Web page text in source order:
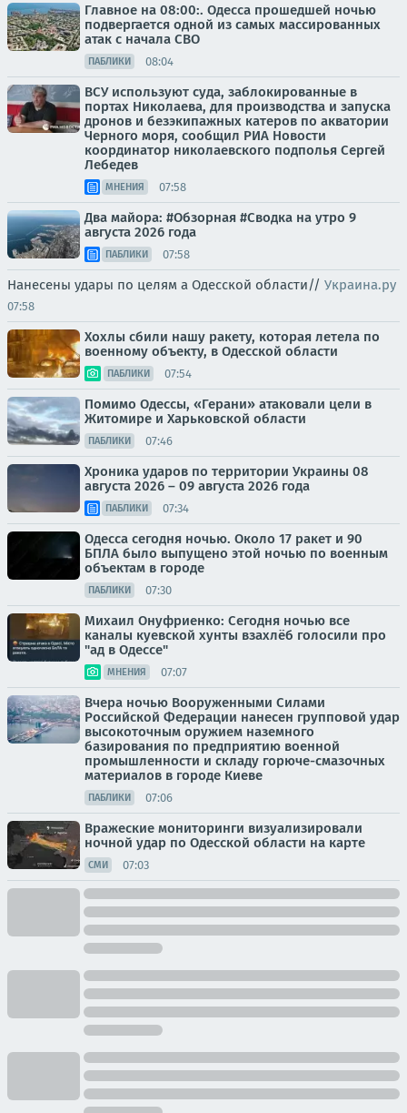
Главное на 08:00:. Одесса прошедшей ночью
подвергается одной из самых массированных
атак с начала СВО
ПАБЛИКИ 08:04
ВСУ используют суда, заблокированные в
портах Николаева, для производства и запуска
дронов и безэкипажных катеров по акватории
Черного моря, сообщил РИА Новости
координатор николаевского подполья Сергей
Лебедев
МНЕНИЯ 07:58
Два майора: #Обзорная #Сводка на утро 9
августа 2026 года
ПАБЛИКИ 07:58
Нанесены удары по целям а Одесской области// Украина.ру
07:58
Хохлы сбили нашу ракету, которая летела по
военному объекту, в Одесской области
ПАБЛИКИ 07:54
Помимо Одессы, «Герани» атаковали цели в
Житомире и Харьковской области
ПАБЛИКИ 07:46
Хроника ударов по территории Украины 08
августа 2026 – 09 августа 2026 года
ПАБЛИКИ 07:34
Одесса сегодня ночью. Около 17 ракет и 90
БПЛА было выпущено этой ночью по военным
объектам в городе
ПАБЛИКИ 07:30
Михаил Онуфриенко: Сегодня ночью все
каналы куевской хунты взахлёб голосили про
"ад в Одессе"
МНЕНИЯ 07:07
Вчера ночью Вооруженными Силами
Российской Федерации нанесен групповой удар
высокоточным оружием наземного
базирования по предприятию военной
промышленности и складу горюче-смазочных
материалов в городе Киеве
ПАБЛИКИ 07:06
Вражеские мониторинги визуализировали
ночной удар по Одесской области на карте
СМИ 07:03